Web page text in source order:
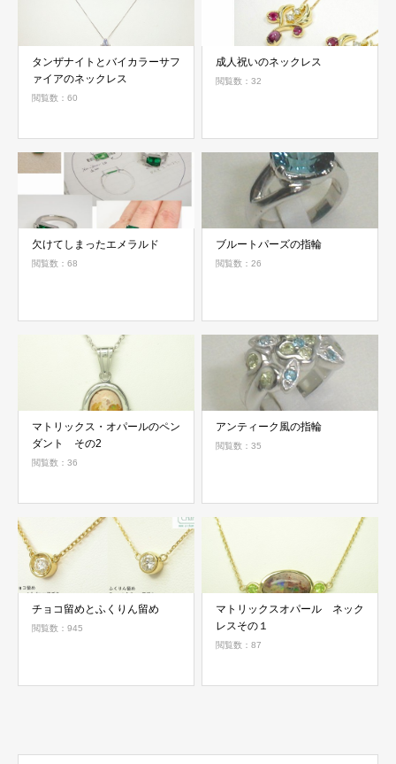
タンザナイトとバイカラーサフ
ァイアのネックレス
閲覧数：60
成人祝いのネックレス
閲覧数：32
欠けてしまったエメラルド
閲覧数：68
ブルートパーズの指輪
閲覧数：26
マトリックス・オパールのペン
ダント その2
閲覧数：36
アンティーク風の指輪
閲覧数：35
チョコ留めとふくりん留め
閲覧数：945
マトリックスオパール ネック
レスその１
閲覧数：87